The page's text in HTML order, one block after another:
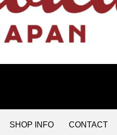
SHOP INFO CONTACT